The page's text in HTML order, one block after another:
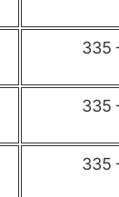
335
335
335